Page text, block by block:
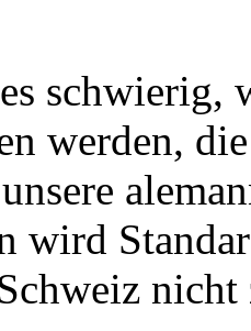
schwierig,
werden,
wird
nicht